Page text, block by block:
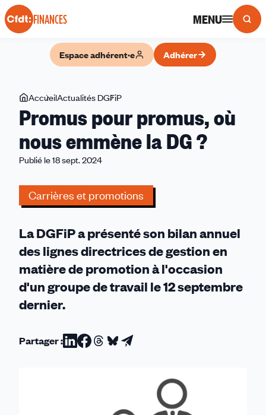
Panneau de gestion des cookies
FINANCES MENU
Espace adhérent·e Adhérer
Vous
êtes
ici
AccueilActualités DGFiP
pour
promus,
où
la
DG
Promus pour promus, où
nous emmène la DG ?
Publié le 18 sept. 2024
Carrières et promotions
La DGFiP a présenté son bilan annuel
des lignes directrices de gestion en
matière de promotion à l'occasion
d'un groupe de travail le 12 septembre
dernier.
Partager :Partager
Partager
Partager
Partager
Partager